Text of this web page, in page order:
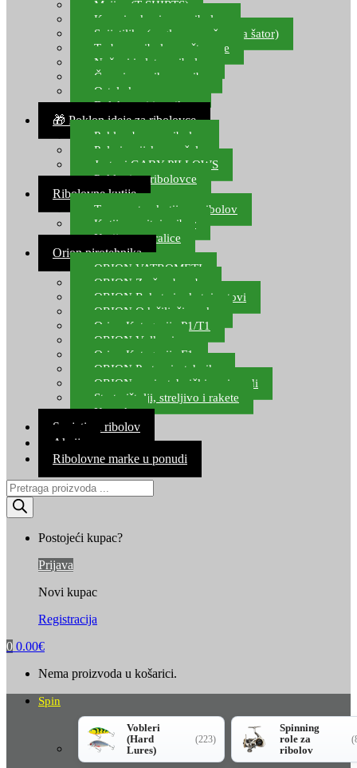
Majice (T-SHIRTS)
Kape i rukavice za ribolov
Svijetiljke (naglavne, ručne, za šator)
Torbe za ribolovne štapove
Noževi i alat za ribolov
Čamci za prihranu ribe
Ostala kamp oprema
Dalekozori i optika
🎁 Poklon ideje za ribolovce
Poklon bon za ribolov
Polarizacijske naočale
Jastuci GABY PILLOWS
Pokloni za ribolovce
Ribolovne kutije
Transportne kutije za ribolov
Kutije za sitni pribor
Kutije za varalice
Orion pirotehnika
ORION VATROMETI
ORION Zračne bombe
ORION Rakete i raketni setovi
ORION Odašiljači zvuka
Orion Kategorija P1/T1
ORION Vulkani
Orion Kategorija F1
ORION Party pirotehnika
ORION nepirotehnički proizvodi
Start pištolji, streljivo i rakete
Kontakt
Savjeti za ribolov
Akcija
Ribolovne marke u ponudi
Products
search
Postojeći kupac?
Prijava
Novi kupac
Registracija
0 0.00€
Nema proizvoda u košarici.
Spin
Vobleri
(Hard
Lures)
(223)
Spinning
role za
ribolov